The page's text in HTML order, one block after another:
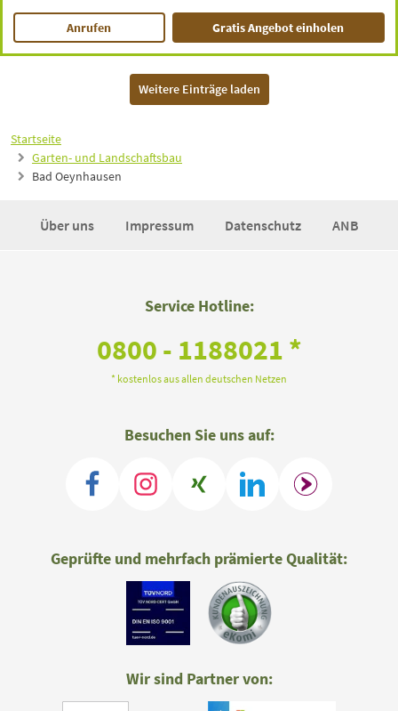
Startseite
Garten- und Landschaftsbau
Bad Oeynhausen
Anrufen Gratis Angebot einholen
Weitere Einträge laden
Über uns Impressum Datenschutz ANB
Service Hotline:
0800 - 1188021 *
* kostenlos aus allen deutschen Netzen
Besuchen Sie uns auf:
Geprüfte und mehrfach prämierte Qualität:
Wir sind Partner von: